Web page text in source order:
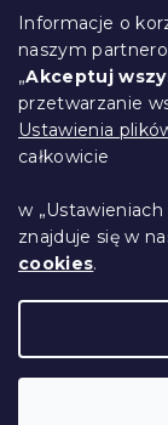
Informacje o
naszym
„Akceptuj
przetwarzanie
Ustawienia
całkowicie
w
znajduje się w
cookies.
Reklamacje
Kontakt
Regulamin
Ochrona
Kodeks
Dla partnerów
Wszystkie